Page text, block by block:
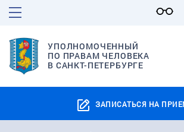
УПОЛНОМОЧЕННЫЙ
ПО ПРАВАМ ЧЕЛОВЕКА
В САНКТ-ПЕТЕРБУРГЕ
ЗАПИСАТЬСЯ НА